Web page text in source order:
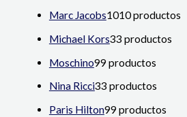
Marc Jacobs1010 productos
Michael Kors33 productos
Moschino99 productos
Nina Ricci33 productos
Paris Hilton99 productos